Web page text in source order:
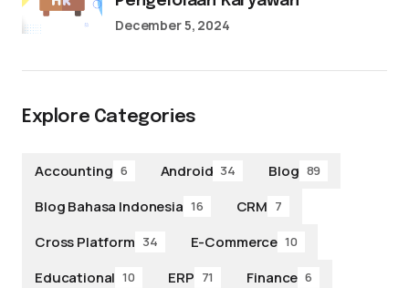
December 5, 2024
Explore Categories
Accounting 6 Android 34 Blog 89
Blog Bahasa Indonesia 16 CRM 7
Cross Platform 34 E-Commerce 10
Educational 10 ERP 71 Finance 6